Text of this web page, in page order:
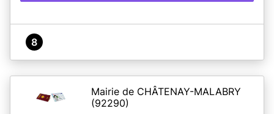
8
Mairie de CHÂTENAY-MALABRY
(92290)